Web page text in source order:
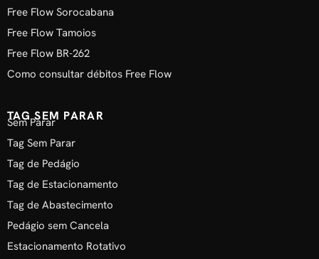
Free Flow Sorocabana
Free Flow Tamoios
Free Flow BR-262
Como consultar débitos Free Flow
TAG SEM PARAR
Sem Parar
Tag Sem Parar
Tag de Pedágio
Tag de Estacionamento
Tag de Abastecimento
Pedágio sem Cancela
Estacionamento Rotativo